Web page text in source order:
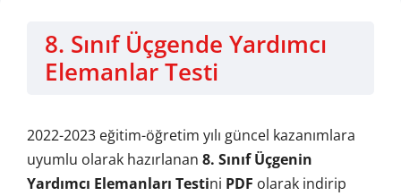
8. Sınıf Üçgende Yardımcı
Elemanlar Testi
2022-2023 eğitim-öğretim yılı güncel kazanımlara
uyumlu olarak hazırlanan 8. Sınıf Üçgenin
Yardımcı Elemanları Testini PDF olarak indirip